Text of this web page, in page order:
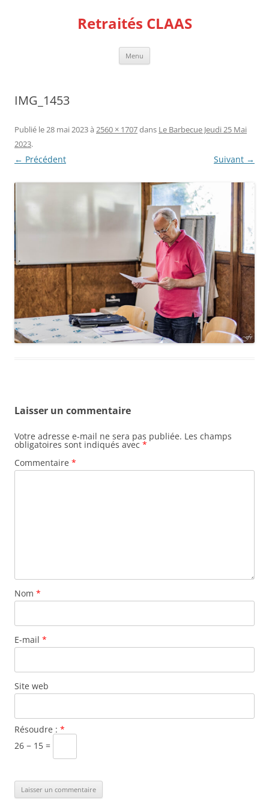
Retraités CLAAS
Menu
IMG_1453
Publié le28 mai 2023à 2560 × 1707dans Le Barbecue Jeudi 25 Mai
2023.
← Précédent Suivant →
Laisser un commentaire
Votre adresse e-mail ne sera pas publiée. Les champs
obligatoires sont indiqués avec *
Commentaire *
Nom *
E-mail *
Site web
Résoudre : *
26 − 15 =